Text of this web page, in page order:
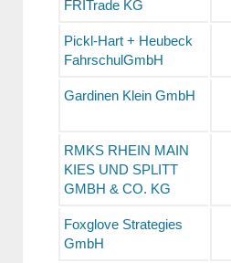
FRITrade KG
Pickl-Hart + Heubeck
FahrschulGmbH
Gardinen Klein GmbH
RMKS RHEIN MAIN
KIES UND SPLITT
GMBH & CO. KG
Foxglove Strategies
GmbH